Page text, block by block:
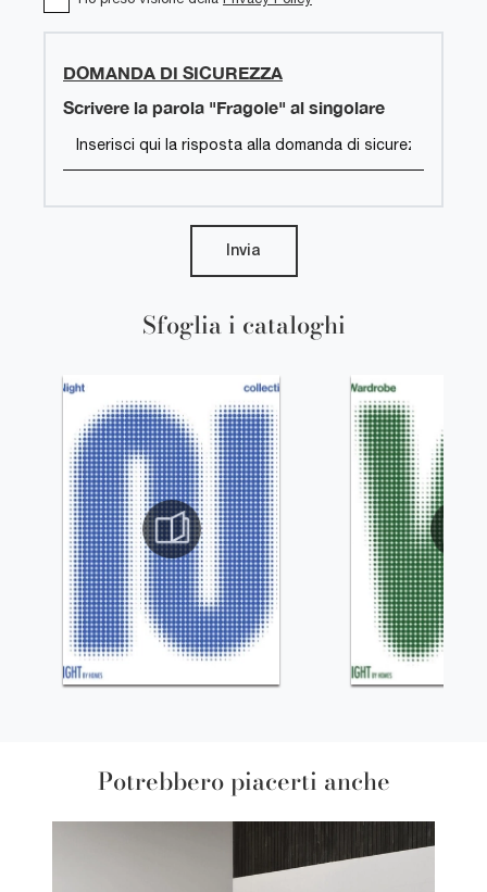
Sfoglia i cataloghi
DOMANDA DI SICUREZZA
Scrivere la parola "Fragole" al singolare
Invia
Potrebbero piacerti anche